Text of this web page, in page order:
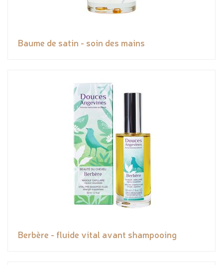
Baume de satin - soin des mains
Berbère - fluide vital avant shampooing